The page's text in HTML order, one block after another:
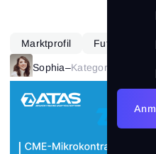
Marktprofil Futures
Sophia–Kategorie: